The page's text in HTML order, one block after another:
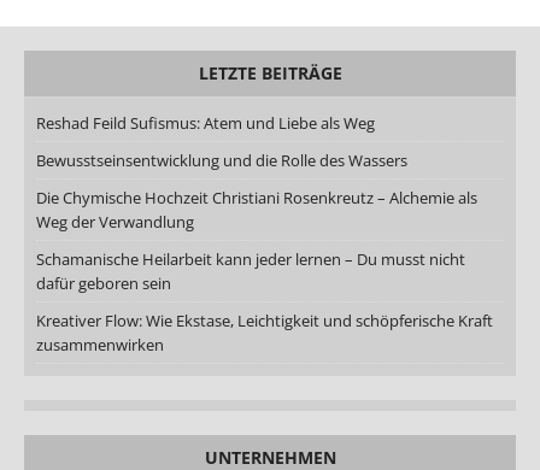
LETZTE BEITRÄGE
Reshad Feild Sufismus: Atem und Liebe als Weg
Bewusstseinsentwicklung und die Rolle des Wassers
Die Chymische Hochzeit Christiani Rosenkreutz – Alchemie als
Weg der Verwandlung
Schamanische Heilarbeit kann jeder lernen – Du musst nicht
dafür geboren sein
Kreativer Flow: Wie Ekstase, Leichtigkeit und schöpferische Kraft
zusammenwirken
UNTERNEHMEN